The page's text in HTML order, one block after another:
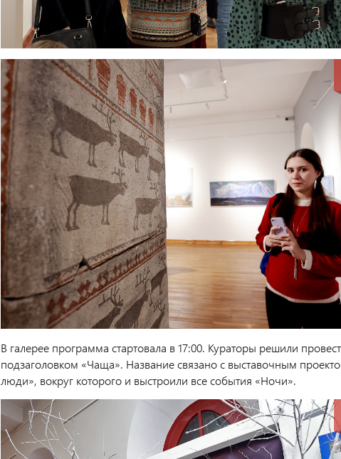
В галерее программа стартовала в 17:00. Кураторы решили
подзаголовком «Чаща». Название связано с выставочным
люди», вокруг которого и выстроили все события «Ночи».